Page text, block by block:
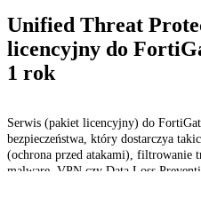
Unified Threat
licencyjny do
1 rok
Serwis (pakiet licencyjny) do
bezpieczeństwa, który dostarczya
(ochrona przed atakami), filtrowanie
malware, VPN czy Data Loss